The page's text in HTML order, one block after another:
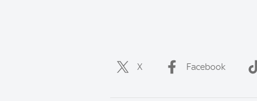
X Facebook